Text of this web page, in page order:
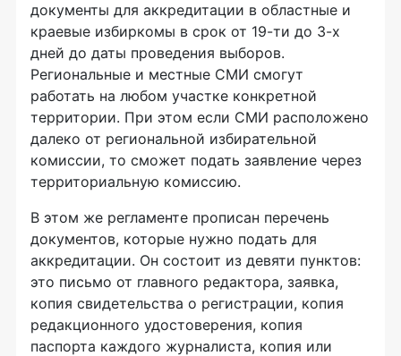
документы для аккредитации в областные и
краевые избиркомы в срок от 19-ти до 3-х
дней до даты проведения выборов.
Региональные и местные СМИ смогут
работать на любом участке конкретной
территории. При этом если СМИ расположено
далеко от региональной избирательной
комиссии, то сможет подать заявление через
территориальную комиссию.
В этом же регламенте прописан перечень
документов, которые нужно подать для
аккредитации. Он состоит из девяти пунктов:
это письмо от главного редактора, заявка,
копия свидетельства о регистрации, копия
редакционного удостоверения, копия
паспорта каждого журналиста, копия или